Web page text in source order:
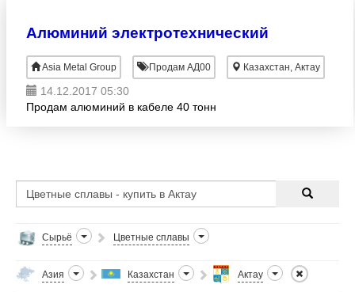
Алюминий электротехнический
Asia Metal Group Продам АД00 Казахстан, Актау
14.12.2017 05:30
Продам алюминий в кабеле 40 тонн
Сырьё Цветные сплавы
Азия Казахстан Актау